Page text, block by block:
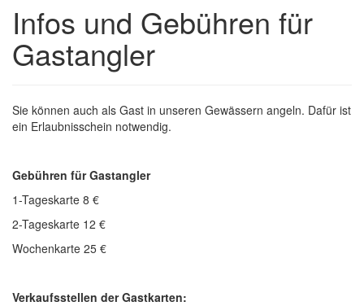
Infos und Gebühren für
Gastangler
Sie können auch als Gast in unseren Gewässern angeln. Dafür ist
ein Erlaubnisschein notwendig.
Gebühren für Gastangler
1-Tageskarte 8 €
2-Tageskarte 12 €
Wochenkarte 25 €
Verkaufsstellen der Gastkarten: